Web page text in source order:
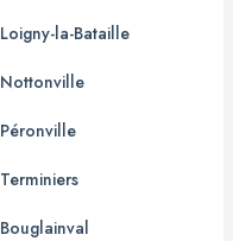
Loigny-la-Bataille
Nottonville
Péronville
Terminiers
Bouglainval